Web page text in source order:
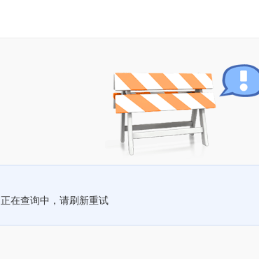
正在查询中，请刷新重试